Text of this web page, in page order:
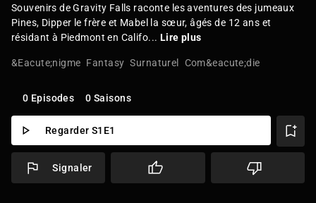
Souvenirs de Gravity Falls raconte les aventures des jumeaux
Pines, Dipper le frère et Mabel la sœur, âgés de 12 ans et
résidant à Piedmont en Califo... Lire plus
&Eacute;nigme Fantasy Surnaturel Com&eacute;die
0 Episodes 0 Saisons
Regarder S1E1
Signaler